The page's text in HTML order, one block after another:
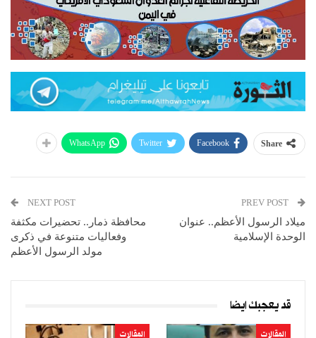
Share
Facebook
Twitter
WhatsApp
ميلاد الرسول الأعظم.. عنوان
الوحدة الإسلامية
NEXT POST
محافظة ذمار.. تحضيرات مكثفة
وفعاليات متنوعة في ذكرى
مولد الرسول الأعظم
قد يعجبك ايضا
المقالات المقالات